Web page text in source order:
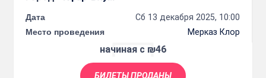
Дата
Сб 13 декабря 2025, 10:00
Место проведения
Мерказ Клор
начиная с ₪46
БИЛЕТЫ ПРОДАНЫ